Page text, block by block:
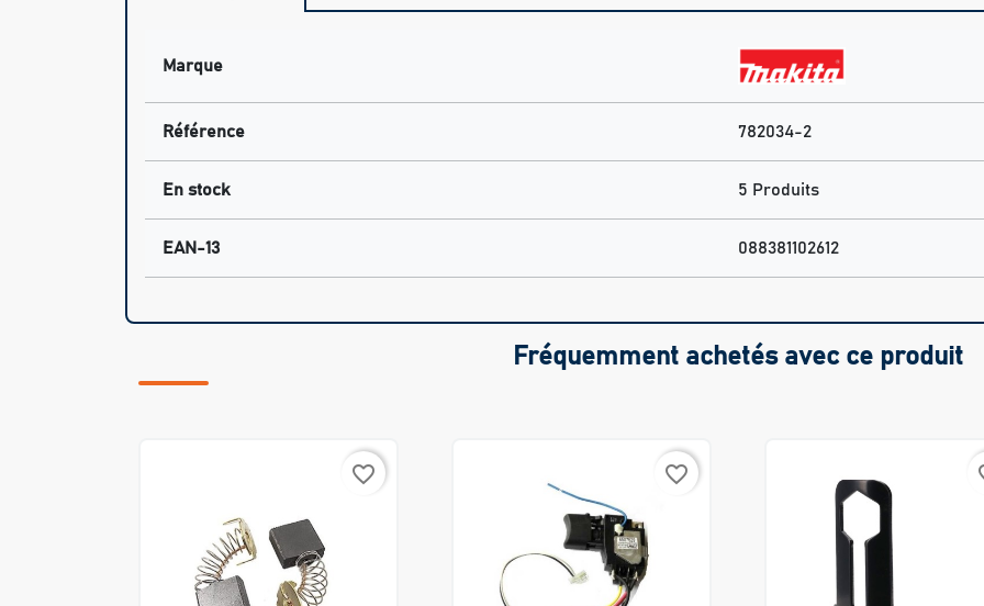
Marque
Référence 782034-2
En stock 5 Produits
EAN-13 088381102612
Fréquemment achetés avec ce produit
favorite_border favorite_border